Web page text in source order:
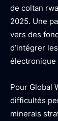
de coltan
2025. Une
vers des
d’intégrer
électronique
Pour Global
difficultés
minerais